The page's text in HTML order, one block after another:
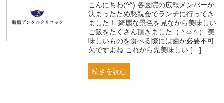
こんにちわ(^^) 各医院の広報メンバーが
決まったため懇親会でランチに行ってき
ました！ 綺麗な景色を見ながら美味しい
ご飯をたくさん頂きました（＾ω＾） 美
味しいものを食べる際には歯が必要不可
欠ですよね これから先美味しい […]
続きを読む